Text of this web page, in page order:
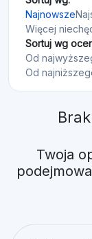
Najnowsze
Więcej
Sortuj wg
Od
Od
Twoja